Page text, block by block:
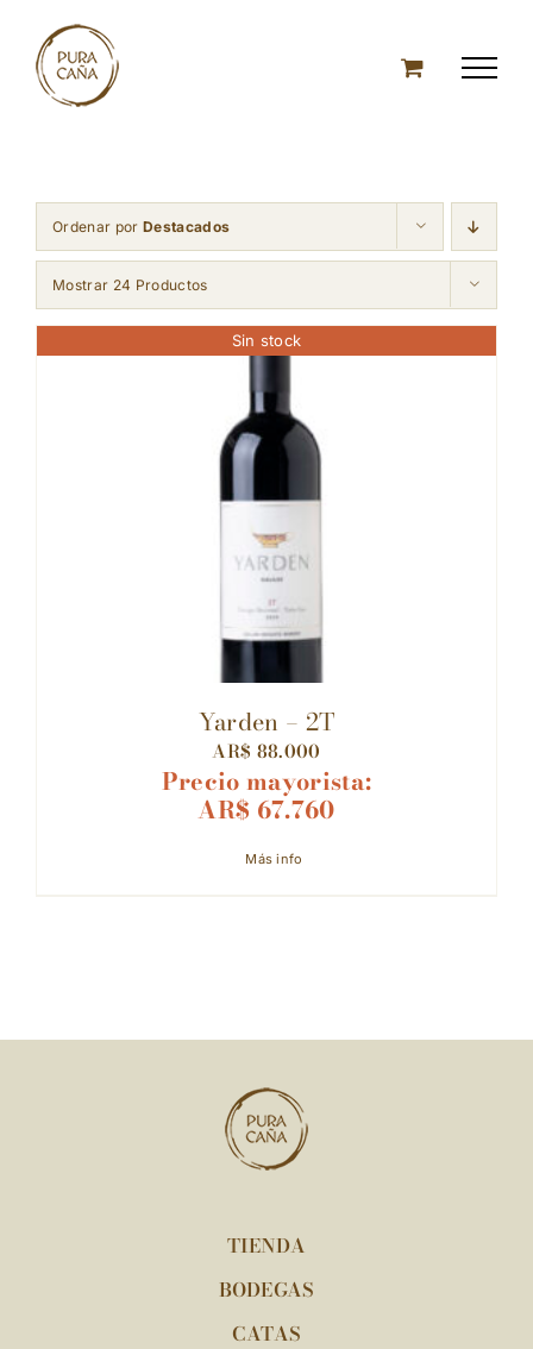
content
Ordenar por Destacados
Mostrar 24 Productos
Sin stock
Yarden – 2T
AR$ 88.000
Precio mayorista:
AR$ 67.760
Más info
TIENDA
BODEGAS
CATAS